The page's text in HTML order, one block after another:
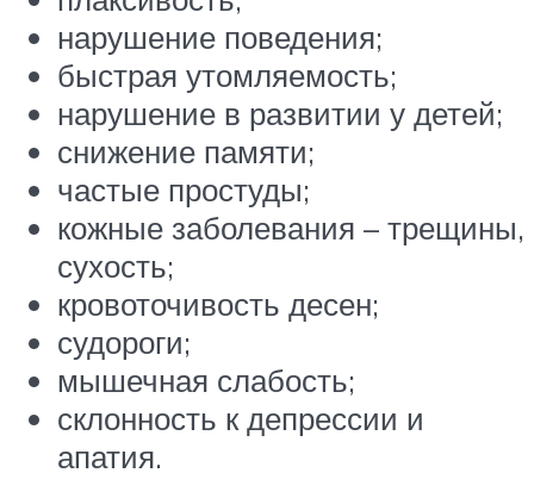
нарушение поведения;
быстрая утомляемость;
нарушение в развитии у детей;
снижение памяти;
частые простуды;
кожные заболевания – трещины,
сухость;
кровоточивость десен;
судороги;
мышечная слабость;
склонность к депрессии и
апатия.